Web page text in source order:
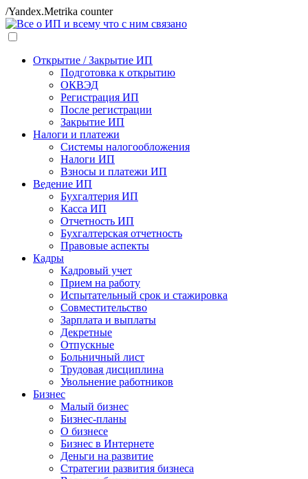
/Yandex.Metrika counter
Открытие / Закрытие ИП
Подготовка к открытию
ОКВЭД
Регистрация ИП
После регистрации
Закрытие ИП
Налоги и платежи
Системы налогообложения
Налоги ИП
Взносы и платежи ИП
Ведение ИП
Бухгалтерия ИП
Касса ИП
Отчетность ИП
Бухгалтерская отчетность
Правовые аспекты
Кадры
Кадровый учет
Прием на работу
Испытательный срок и стажировка
Совместительство
Зарплата и выплаты
Декретные
Отпускные
Больничный лист
Трудовая дисциплина
Увольнение работников
Бизнес
Малый бизнес
Бизнес-планы
О бизнесе
Бизнес в Интернете
Деньги на развитие
Стратегии развития бизнеса